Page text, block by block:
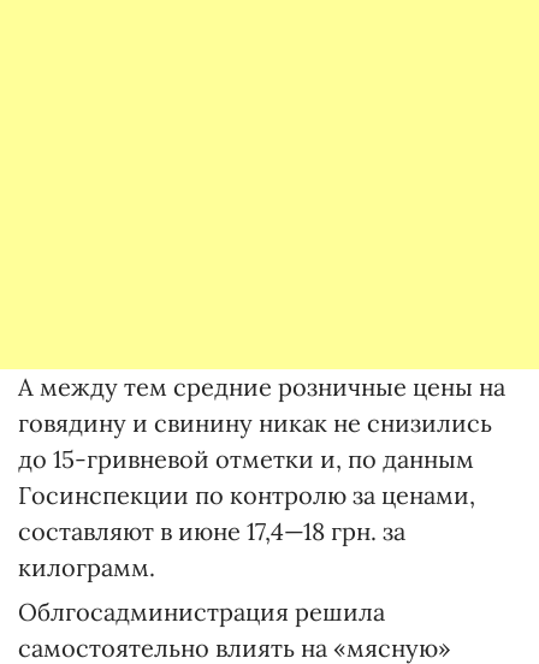
А между тем средние розничные цены на
говядину и свинину никак не снизились
до 15-гривневой отметки и, по данным
Госинспекции по контролю за ценами,
составляют в июне 17,4—18 грн. за
килограмм.
Облгосадминистрация решила
самостоятельно влиять на «мясную»